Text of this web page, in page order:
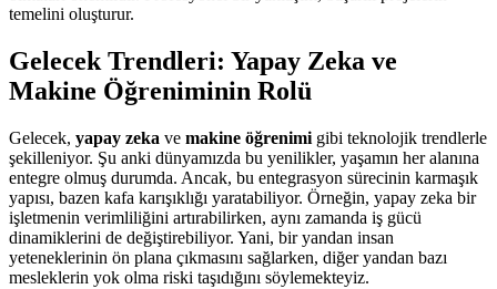
temelini oluşturur.
Gelecek Trendleri: Yapay Zeka ve
Makine Öğreniminin Rolü
Gelecek, yapay zeka ve makine öğrenimi gibi teknolojik trendlerle
şekilleniyor. Şu anki dünyamızda bu yenilikler, yaşamın her alanına
entegre olmuş durumda. Ancak, bu entegrasyon sürecinin karmaşık
yapısı, bazen kafa karışıklığı yaratabiliyor. Örneğin, yapay zeka bir
işletmenin verimliliğini artırabilirken, aynı zamanda iş gücü
dinamiklerini de değiştirebiliyor. Yani, bir yandan insan
yeteneklerinin ön plana çıkmasını sağlarken, diğer yandan bazı
mesleklerin yok olma riski taşıdığını söylemekteyiz.